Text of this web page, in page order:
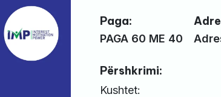
Paga:
PAGA 60 ME 40
Përshkrimi:
Kushtet: